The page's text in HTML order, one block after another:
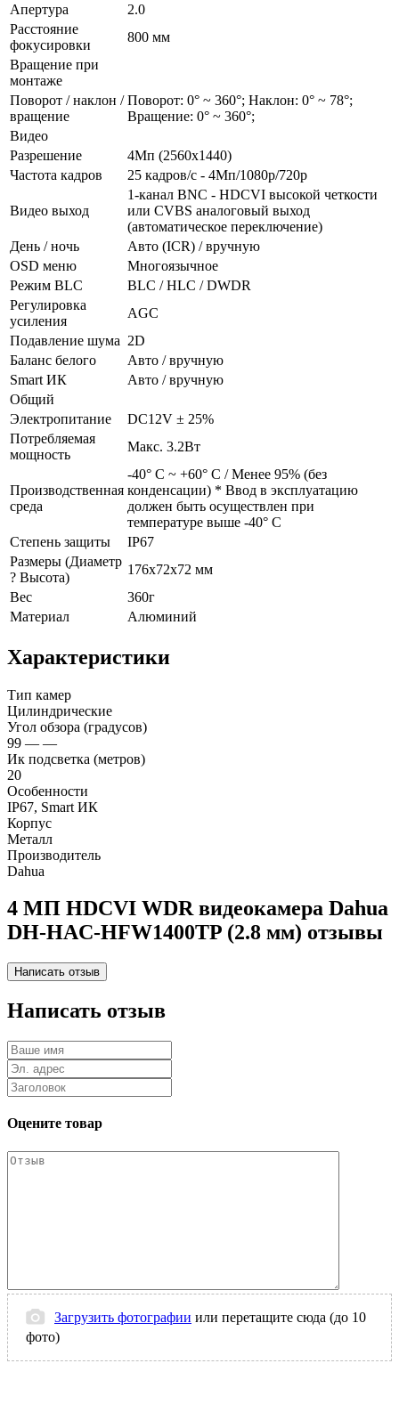
Апертура
2.0
Расстояние
фокусировки
800 мм
Вращение при
монтаже
Поворот / наклон /
вращение
Поворот: 0° ~ 360°; Наклон: 0° ~ 78°;
Вращение: 0° ~ 360°;
Видео
Разрешение
4Мп (2560х1440)
Частота кадров
25 кадров/с - 4Мп/1080р/720р
Видео выход
1-канал BNC - HDCVI высокой четкости
или CVBS аналоговый выход
(автоматическое переключение)
День / ночь
Авто (ICR) / вручную
OSD меню
Многоязычное
Режим BLC
BLC / HLC / DWDR
Регулировка
усиления
AGC
Подавление шума 2D
Баланс белого
Авто / вручную
Smart ИК
Авто / вручную
Общий
Электропитание
DC12V ± 25%
Потребляемая
мощность
Макс. 3.2Вт
Производственная
среда
-40° C ~ +60° C / Менее 95% (без
конденсации) * Ввод в эксплуатацию
должен быть осуществлен при
температуре выше -40° C
Степень защиты
IP67
Размеры (Диаметр
? Высота)
176x72х72 мм
Вес
360г
Материал
Алюминий
Характеристики
Тип камер
Цилиндрические
Угол обзора (градусов)
99 — —
Ик подсветка (метров)
20
Особенности
IP67, Smart ИК
Корпус
Металл
Производитель
Dahua
4 МП HDCVI WDR видеокамера Dahua
DH-HAC-HFW1400TP (2.8 мм) отзывы
Написать отзыв
Оцените товар
Загрузить фотографии или перетащите сюда (до 10
фото)